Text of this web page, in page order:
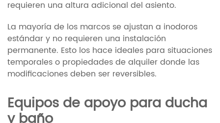
requieren una altura adicional del asiento.
La mayoría de los marcos se ajustan a inodoros
estándar y no requieren una instalación
permanente. Esto los hace ideales para situaciones
temporales o propiedades de alquiler donde las
modificaciones deben ser reversibles.
Equipos de apoyo para ducha